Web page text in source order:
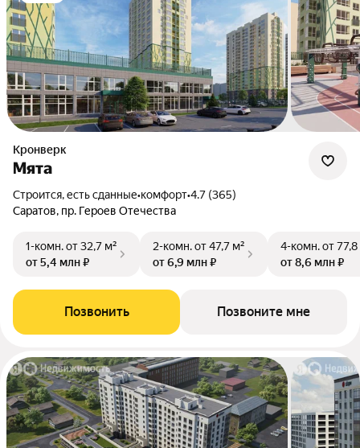
Кронверк
Мята
Строится, есть сданные•комфорт•4.7 (365)
Саратов, пр. Героев Отечества
1-комн.от 32,7 м²
от 5,4 млн ₽
2-комн.от 47,7 м²
от 6,9 млн ₽
4-комн.от
от 8,6 млн ₽
Позвонить Позвоните мне